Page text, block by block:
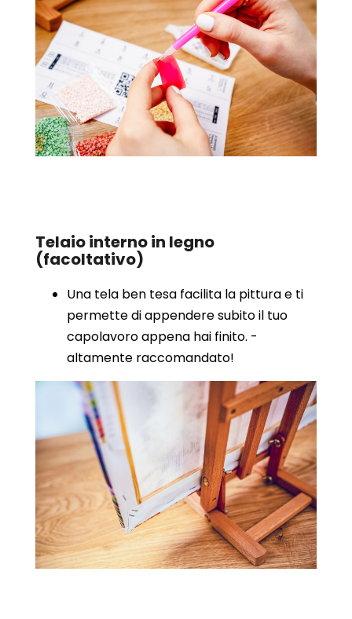
Telaio interno in legno
(facoltativo)
Una tela ben tesa facilita la pittura e ti
permette di appendere subito il tuo
capolavoro appena hai finito. -
altamente raccomandato!